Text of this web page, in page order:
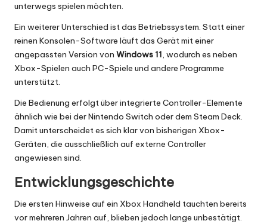
unterwegs spielen möchten.
Ein weiterer Unterschied ist das Betriebssystem. Statt einer
reinen Konsolen-Software läuft das Gerät mit einer
angepassten Version von Windows 11, wodurch es neben
Xbox-Spielen auch PC-Spiele und andere Programme
unterstützt.
Die Bedienung erfolgt über integrierte Controller-Elemente
ähnlich wie bei der Nintendo Switch oder dem Steam Deck.
Damit unterscheidet es sich klar von bisherigen Xbox-
Geräten, die ausschließlich auf externe Controller
angewiesen sind.
Entwicklungsgeschichte
Die ersten Hinweise auf ein Xbox Handheld tauchten bereits
vor mehreren Jahren auf, blieben jedoch lange unbestätigt.